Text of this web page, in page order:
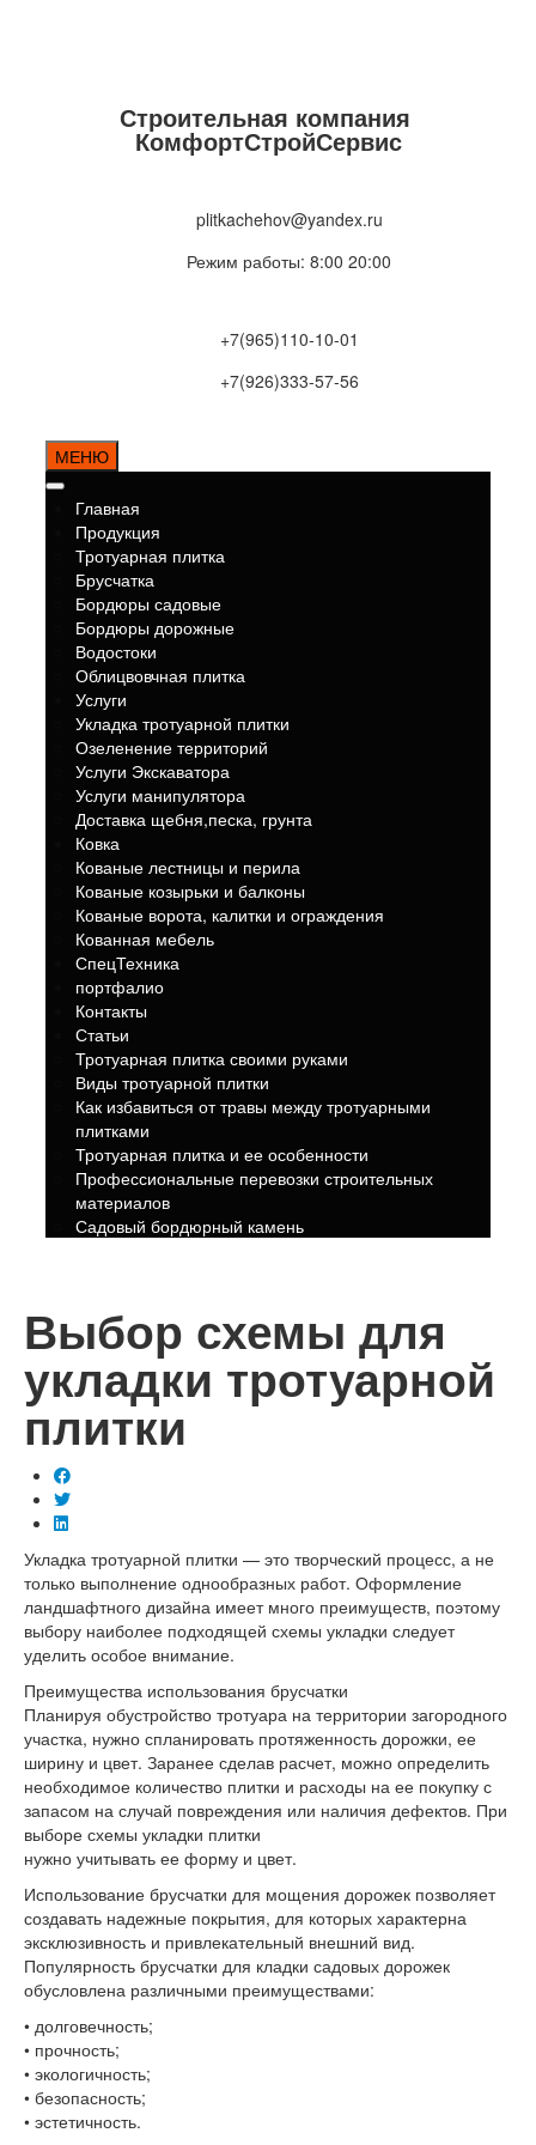
Строительная компания
КомфортСтройСервис
plitkachehov@yandex.ru
Режим работы: 8:00 20:00
+7(965)110-10-01
+7(926)333-57-56
МЕНЮ
Главная
Продукция
Тротуарная плитка
Брусчатка
Бордюры садовые
Бордюры дорожные
Водостоки
Облицвовчная плитка
Услуги
Укладка тротуарной плитки
Озеленение территорий
Услуги Экскаватора
Услуги манипулятора
Доставка щебня,песка, грунта
Ковка
Кованые лестницы и перила
Кованые козырьки и балконы
Кованые ворота, калитки и ограждения
Кованная мебель
СпецТехника
портфалио
Контакты
Статьи
Тротуарная плитка своими руками
Виды тротуарной плитки
Как избавиться от травы между тротуарными
плитками
Тротуарная плитка и ее особенности
Профессиональные перевозки строительных
материалов
Садовый бордюрный камень
Выбор схемы для
укладки тротуарной
плитки
Укладка тротуарной плитки — это творческий процесс, а не
только выполнение однообразных работ. Оформление
ландшафтного дизайна имеет много преимуществ, поэтому
выбору наиболее подходящей схемы укладки следует
уделить особое внимание.
Преимущества использования брусчатки
Планируя обустройство тротуара на территории загородного
участка, нужно спланировать протяженность дорожки, ее
ширину и цвет. Заранее сделав расчет, можно определить
необходимое количество плитки и расходы на ее покупку с
запасом на случай повреждения или наличия дефектов. При
выборе схемы укладки плитки
нужно учитывать ее форму и цвет.
Использование брусчатки для мощения дорожек позволяет
создавать надежные покрытия, для которых характерна
эксклюзивность и привлекательный внешний вид.
Популярность брусчатки для кладки садовых дорожек
обусловлена различными преимуществами:
• долговечность;
• прочность;
• экологичность;
• безопасность;
• эстетичность.